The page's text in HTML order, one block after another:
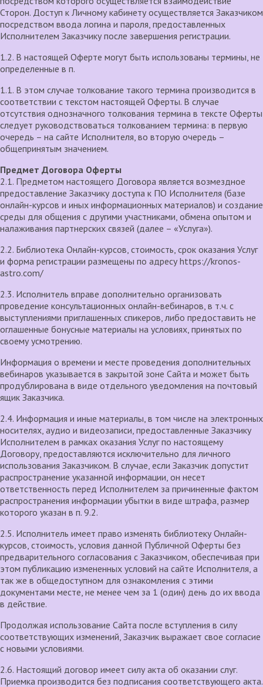
Сторон. Доступ к Личному кабинету осуществляется Заказчиком
посредством ввода логина и пароля, предоставленных
Исполнителем Заказчику после завершения регистрации.
1.2. В настоящей Оферте могут быть использованы термины, не
определенные в п.
1.1. В этом случае толкование такого термина производится в
соответствии с текстом настоящей Оферты. В случае
отсутствия однозначного толкования термина в тексте Оферты
следует руководствоваться толкованием термина: в первую
очередь – на сайте Исполнителя, во вторую очередь –
общепринятым значением.
Предмет Договора Оферты
2.1. Предметом настоящего Договора является возмездное
предоставление Заказчику доступа к ПО Исполнителя (базе
онлайн-курсов и иных информационных материалов) и создание
среды для общения с другими участниками, обмена опытом и
налаживания партнерских связей (далее – «Услуга»).
2.2. Библиотека Онлайн-курсов, стоимость, срок оказания Услуг
и форма регистрации размещены по адресу https://kronos-
astro.com/
2.3. Исполнитель вправе дополнительно организовать
проведение консультационных онлайн-вебинаров, в т.ч. с
выступлениями приглашенных спикеров, либо предоставить не
оглашенные бонусные материалы на условиях, принятых по
своему усмотрению.
Информация о времени и месте проведения дополнительных
вебинаров указывается в закрытой зоне Сайта и может быть
продублирована в виде отдельного уведомления на почтовый
ящик Заказчика.
2.4. Информация и иные материалы, в том числе на электронных
носителях, аудио и видеозаписи, предоставленные Заказчику
Исполнителем в рамках оказания Услуг по настоящему
Договору, предоставляются исключительно для личного
использования Заказчиком. В случае, если Заказчик допустит
распространение указанной информации, он несет
ответственность перед Исполнителем за причиненные фактом
распространения информации убытки в виде штрафа, размер
которого указан в п. 9.2.
2.5. Исполнитель имеет право изменять библиотеку Онлайн-
курсов, стоимость, условия данной Публичной Оферты без
предварительного согласования с Заказчиком, обеспечивая при
этом публикацию измененных условий на сайте Исполнителя, а
так же в общедоступном для ознакомления с этими
документами месте, не менее чем за 1 (один) день до их ввода
в действие.
Продолжая использование Сайта после вступления в силу
соответствующих изменений, Заказчик выражает свое согласие
с новыми условиями.
2.6. Настоящий договор имеет силу акта об оказании слуг.
Приемка производится без подписания соответствующего акта.